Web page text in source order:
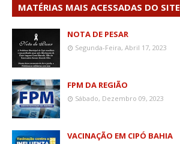
MATÉRIAS MAIS ACESSADAS DO SITE
NOTA DE PESAR
Segunda-Feira, Abril 17, 2023
FPM DA REGIÃO
Sábado, Dezembro 09, 2023
VACINAÇÃO EM CIPÓ BAHIA